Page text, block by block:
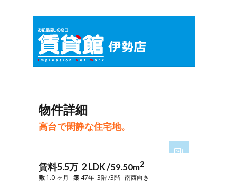
物件詳細
高台で閑静な住宅地。
賃料5.5万 2 LDK /59.50m2
敷 1.0 ヶ月 築 47年 3階 /3階 南西向き